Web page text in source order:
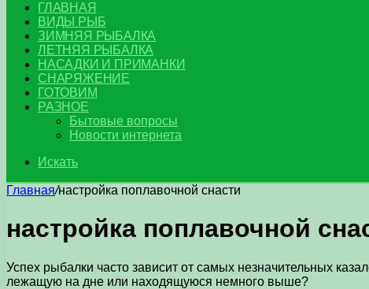
ГЛАВНАЯ
ВИДЫ РЫБ
ЗИМНЯЯ РЫБАЛКА
ЛЕТНЯЯ РЫБАЛКА
НАСАДКИ И ПРИМАНКИ
СНАРЯЖЕНИЕ
ГОТОВИМ
РАЗНОЕ
Бытовые вопросы
Новости интернета
Искать
Главная/настройка поплавочной снасти
настройка поплавочной
Успех рыбалки часто зависит от самых незначительных
лежащую на дне или находящуюся немного выше?